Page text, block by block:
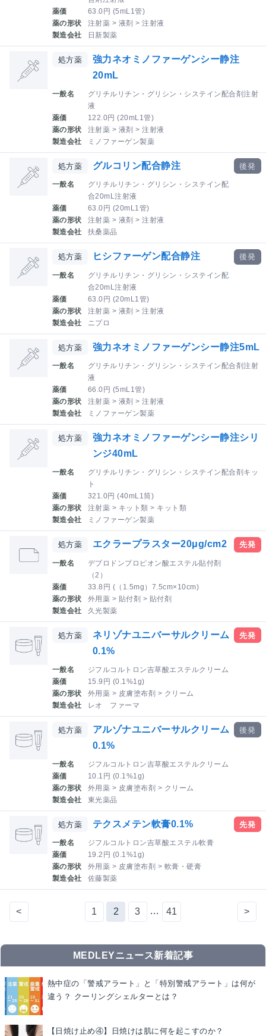
薬価
63.0円 (5mL1管)
薬の形状
注射薬 > 液剤 > 注射液
製造会社
日新製薬
処方薬
強力ネオミノファーゲンシー静注
20mL
一般名
グリチルリチン・グリシン・システイン配合剤注射
液
薬価
122.0円 (20mL1管)
薬の形状
注射薬 > 液剤 > 注射液
製造会社
ミノファーゲン製薬
処方薬 グルコリン配合静注
一般名
グリチルリチン・グリシン・システイン配
合20mL注射液
薬価
63.0円 (20mL1管)
薬の形状
注射薬 > 液剤 > 注射液
製造会社
扶桑薬品
後発
処方薬 ヒシファーゲン配合静注
一般名
グリチルリチン・グリシン・システイン配
合20mL注射液
薬価
63.0円 (20mL1管)
薬の形状
注射薬 > 液剤 > 注射液
製造会社
ニプロ
後発
処方薬 強力ネオミノファーゲンシー静注5mL
一般名
グリチルリチン・グリシン・システイン配合剤注射
液
薬価
66.0円 (5mL1管)
薬の形状
注射薬 > 液剤 > 注射液
製造会社
ミノファーゲン製薬
処方薬
強力ネオミノファーゲンシー静注シリ
ンジ40mL
一般名
グリチルリチン・グリシン・システイン配合剤キッ
ト
薬価
321.0円 (40mL1筒)
薬の形状
注射薬 > キット類 > キット類
製造会社
ミノファーゲン製薬
処方薬 エクラープラスター20μg/cm2
一般名
デプロドンプロピオン酸エステル貼付剤
（2）
薬価
33.8円 (（1.5mg）7.5cm×10cm)
薬の形状
外用薬 > 貼付剤 > 貼付剤
製造会社
久光製薬
先発
処方薬
ネリゾナユニバーサルクリーム
0.1%
一般名
ジフルコルトロン吉草酸エステルクリーム
薬価
15.9円 (0.1%1g)
薬の形状
外用薬 > 皮膚塗布剤 > クリーム
製造会社
レオ ファーマ
先発
処方薬
アルゾナユニバーサルクリーム
0.1%
一般名
ジフルコルトロン吉草酸エステルクリーム
薬価
10.1円 (0.1%1g)
薬の形状
外用薬 > 皮膚塗布剤 > クリーム
製造会社
東光薬品
後発
処方薬 テクスメテン軟膏0.1%
一般名
ジフルコルトロン吉草酸エステル軟膏
薬価
19.2円 (0.1%1g)
薬の形状
外用薬 > 皮膚塗布剤 > 軟膏・硬膏
製造会社
佐藤製薬
先発
< 1 2 3 … 41 >
MEDLEYニュース新着記事
熱中症の「警戒アラート」と「特別警戒アラート」は何が
違う？ クーリングシェルターとは？
【日焼け止め④】日焼けは肌に何を起こすのか？